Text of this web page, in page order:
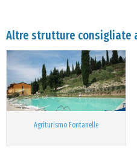
Altre strutture consigliate
Agriturismo Fontanelle